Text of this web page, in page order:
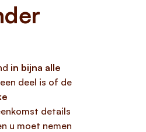
in bijna alle
deel is of de
details
u moet nemen